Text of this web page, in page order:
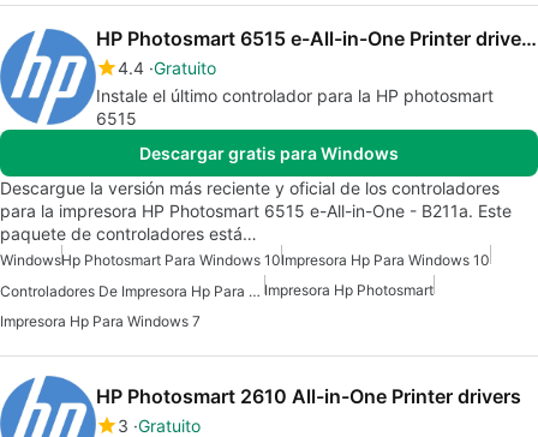
HP Photosmart 6515 e-All-in-One Printer drivers
4.4 Gratuito
Instale el último controlador para la HP photosmart
6515
Descargar gratis para Windows
Descargue la versión más reciente y oficial de los controladores
para la impresora HP Photosmart 6515 e-All-in-One - B211a. Este
paquete de controladores está…
WindowsHp Photosmart Para Windows 10Impresora Hp Para Windows 10
Controladores De Impresora Hp Para Windows 7 Impresora Hp Photosmart
Impresora Hp Para Windows 7
HP Photosmart 2610 All-in-One Printer drivers
3 Gratuito